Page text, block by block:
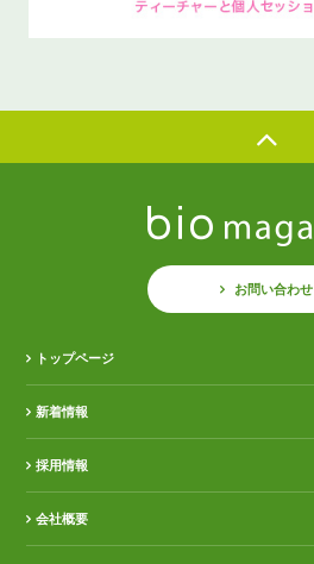
お問い合わせ
トップページ
新着情報
採用情報
会社概要